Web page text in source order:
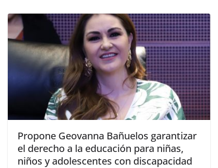
Propone Geovanna Bañuelos garantizar
el derecho a la educación para niñas,
niños y adolescentes con discapacidad